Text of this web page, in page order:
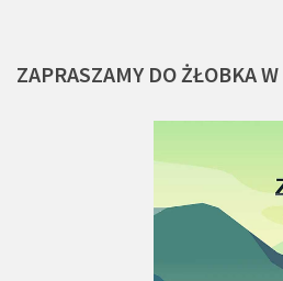
ZAPRASZAMY DOŻŁOBKAW